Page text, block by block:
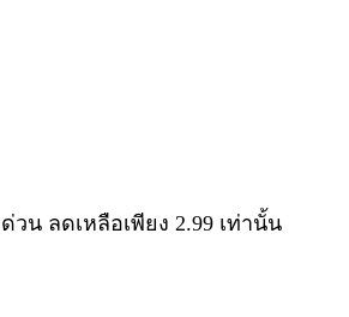
น ลดเหลือเพียง 2.99 เท่านั้น